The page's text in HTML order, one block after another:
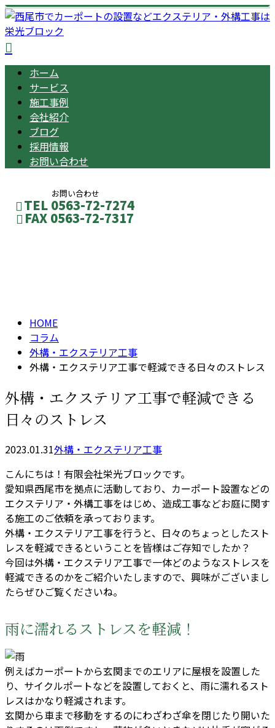
ホーム
サービス
施工事例
会社紹介
ブログ
採用情報
お問い合わせ
お問い合わせ
TEL 0563-72-7274
FAX 0563-72-7317
HOME
コラム
外構・エクステリア工事
外構・エクステリア工事で軽減できる日々のストレス
外構・エクステリア工事で軽減できる
日々のストレス
2023.01.31外構・エクステリア工事
こんにちは！有限会社栄光ブロックです。
愛知県西尾市を拠点に活動しており、カーポート設置などの
エクステリア・外構工事をはじめ、造成工事などお庭に関す
る施工のご依頼を承っております。
外構・エクステリア工事を行うと、日々のちょっとしたスト
レスを軽減できるということを皆様はご存知でしたか？
今回は外構・エクステリア工事で一体どのようなストレスを
軽減できるのかをご紹介いたしますので、興味がございまし
たらぜひご覧くださいね。
雨に濡れるストレスを軽減！
例えばカーポートから玄関までのエリアに屋根を設置した
り、サイクルポートなどを設置しておくと、雨に濡れるスト
レスはかなり軽減されます。
玄関から車まで移動をするのにわざわざ傘を閉じたり開いた